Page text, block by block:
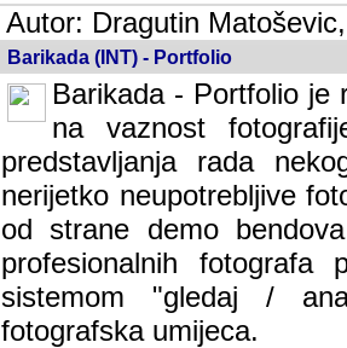
Autor: Dragutin
Barikada (INT) - Portfolio
Barikada - Portfolio je
na vaznost
predstavljanja rada
nerijetko neupotrebljive
od strane demo
profesionalnih fotografa
sistemom "gledaj /
fotografska umijeca.